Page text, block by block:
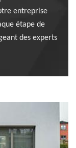
entreprise
étape de
des experts